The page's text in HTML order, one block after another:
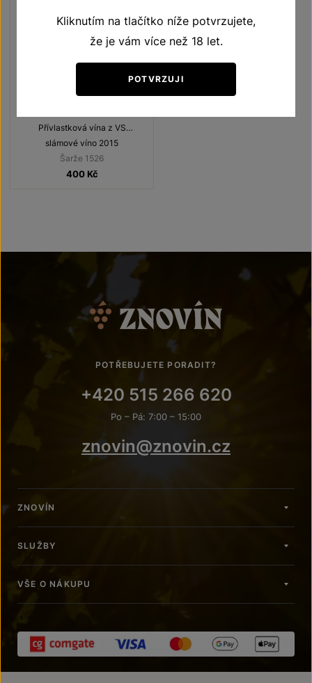
Přívlastková vína z VS
Lechovice
slámové víno 2015
Šarže 1526
400 Kč
POTŘEBUJETE PORADIT?
+420 515 266 620
Po – Pá: 7:00 – 15:00
znovin@znovin.cz
ZNOVÍN
SLUŽBY
VŠE O NÁKUPU
Kliknutím na tlačítko níže potvrzujete,
že je vám více než 18 let.
POTVRZUJI